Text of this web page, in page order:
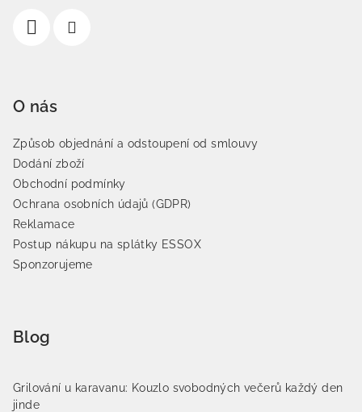
O nás
Způsob objednání a odstoupení od smlouvy
Dodání zboží
Obchodní podmínky
Ochrana osobních údajů (GDPR)
Reklamace
Postup nákupu na splátky ESSOX
Sponzorujeme
Blog
Grilování u karavanu: Kouzlo svobodných večerů každý den
jinde